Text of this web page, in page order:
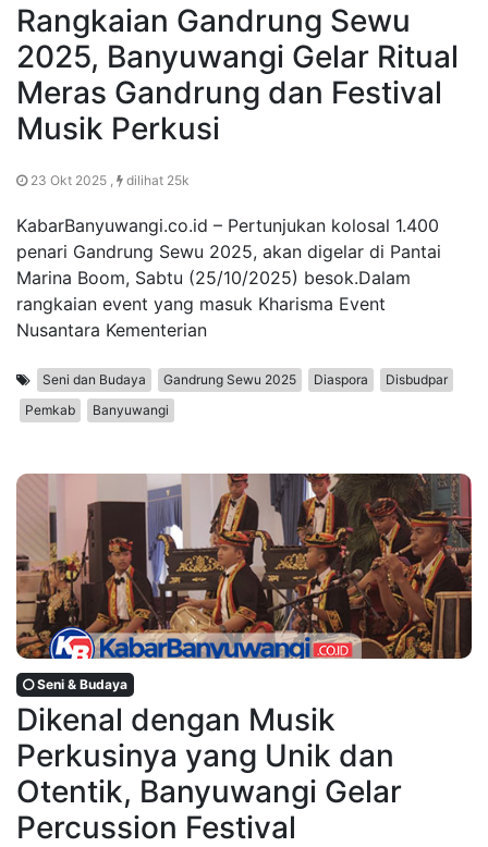
Rangkaian Gandrung Sewu
2025, Banyuwangi Gelar Ritual
Meras Gandrung dan Festival
Musik Perkusi
23 Okt 2025 , dilihat 25k
KabarBanyuwangi.co.id – Pertunjukan kolosal 1.400
penari Gandrung Sewu 2025, akan digelar di Pantai
Marina Boom, Sabtu (25/10/2025) besok.Dalam
rangkaian event yang masuk Kharisma Event
Nusantara Kementerian
Seni dan Budaya Gandrung Sewu 2025 Diaspora
Disbudpar
Pemkab
Banyuwangi
Seni & Budaya
Dikenal dengan Musik
Perkusinya yang Unik dan
Otentik, Banyuwangi Gelar
Percussion Festival